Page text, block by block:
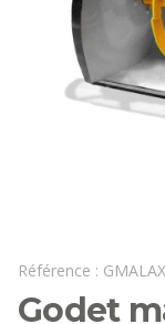
Référence : GMALAX
Godet